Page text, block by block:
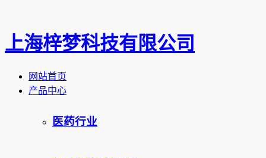
上海梓梦科技有限公司
网站首页
产品中心
医药行业